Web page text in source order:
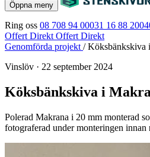
Öppna meny
Ring oss 08 708 94 00031 16 88 20
Offert Direkt Offert Direkt
Genomförda projekt / Köksbänkskiva
Vinslöv · 22 september 2024
Köksbänkskiva i
Polerad Makrana i 20 mm monterad
fotograferad under monteringen innan